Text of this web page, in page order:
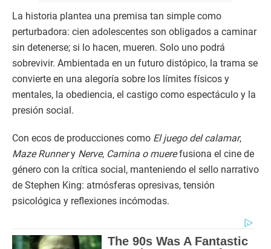
La historia plantea una premisa tan simple como
perturbadora: cien adolescentes son obligados a caminar
sin detenerse; si lo hacen, mueren. Solo uno podrá
sobrevivir. Ambientada en un futuro distópico, la trama se
convierte en una alegoría sobre los límites físicos y
mentales, la obediencia, el castigo como espectáculo y la
presión social.
Con ecos de producciones como El juego del calamar,
Maze Runnery Nerve, Camina o muerefusiona el cine de
género con la crítica social, manteniendo el sello narrativo
de Stephen King: atmósferas opresivas, tensión
psicológica y reflexiones incómodas.